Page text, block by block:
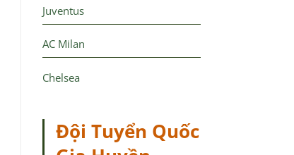
Juventus
AC Milan
Chelsea
Đội Tuyển Quốc